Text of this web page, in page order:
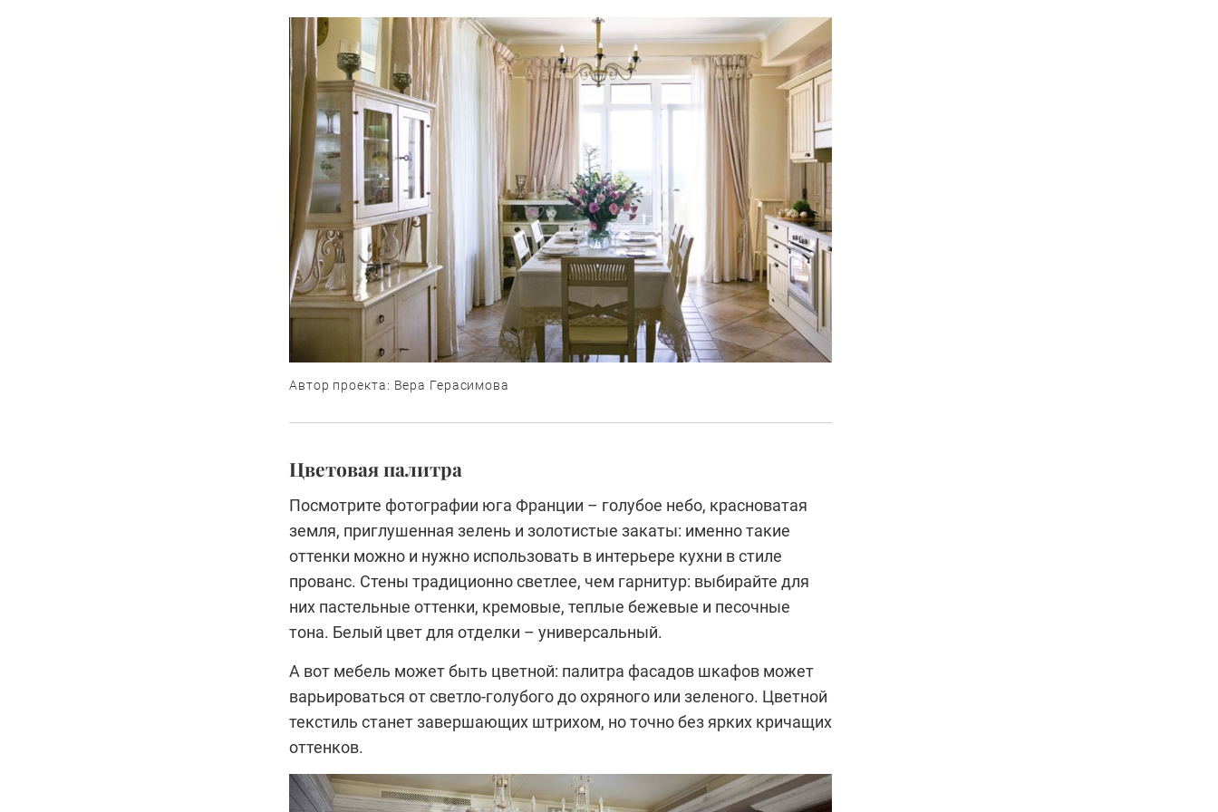
Автор проекта: Вера Герасимова
Цветовая палитра
Посмотрите фотографии юга Франции – голубое небо, красноватая
земля, приглушенная зелень и золотистые закаты: именно такие
оттенки можно и нужно использовать в интерьере кухни в стиле
прованс. Стены традиционно светлее, чем гарнитур: выбирайте для
них пастельные оттенки, кремовые, теплые бежевые и песочные
тона. Белый цвет для отделки – универсальный.
А вот мебель может быть цветной: палитра фасадов шкафов может
варьироваться от светло-голубого до охряного или зеленого. Цветной
текстиль станет завершающих штрихом, но точно без ярких кричащих
оттенков.